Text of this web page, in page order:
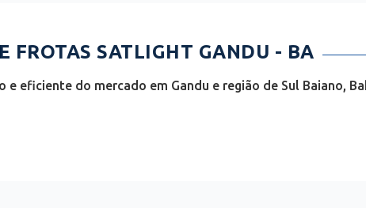
FROTAS SATLIGHT GANDU - BA
eficiente do mercado em Gandu e região de Sul Baiano,